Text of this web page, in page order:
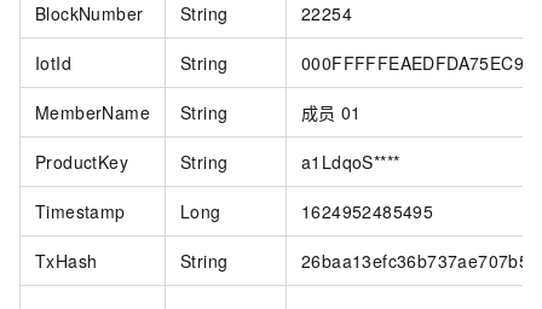
BlockNumber String 22254
IotId String
MemberName String 成员 01
ProductKey String a1LdqoS****
Timestamp Long 1624952485495
TxHash String